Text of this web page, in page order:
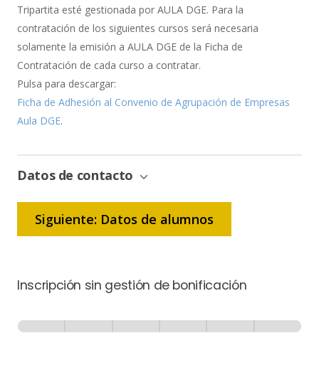
Tripartita esté gestionada por AULA DGE. Para la
contratación de los siguientes cursos será necesaria
solamente la emisión a AULA DGE de la Ficha de
Contratación de cada curso a contratar.
Pulsa para descargar:
Ficha de Adhesión al Convenio de Agrupación de Empresas
Aula DGE.
Datos de contacto
Siguiente: Datos de alumnos
Inscripción sin gestión de bonificación
-